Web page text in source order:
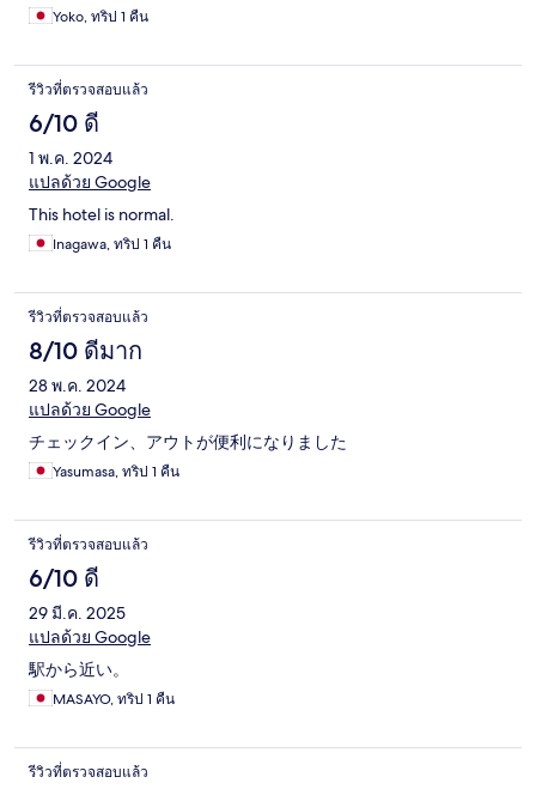
Yoko, ทริป 1 คืน
รีวิวที่ตรวจสอบแล้ว
6/10 ดี
1 พ.ค. 2024
แปลด้วย Google
This hotel is normal.
Inagawa, ทริป 1 คืน
รีวิวที่ตรวจสอบแล้ว
8/10 ดีมาก
28 พ.ค. 2024
แปลด้วย Google
チェックイン、アウトが便利になりました
Yasumasa, ทริป 1 คืน
รีวิวที่ตรวจสอบแล้ว
6/10 ดี
29 มี.ค. 2025
แปลด้วย Google
駅から近い。
MASAYO, ทริป 1 คืน
รีวิวที่ตรวจสอบแล้ว